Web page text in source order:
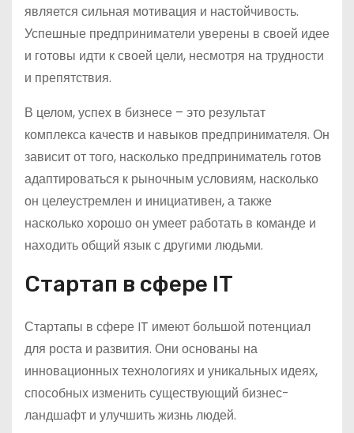
является сильная мотивация и настойчивость.
Успешные предприниматели уверены в своей идее
и готовы идти к своей цели, несмотря на трудности
и препятствия.
В целом, успех в бизнесе – это результат
комплекса качеств и навыков предпринимателя. Он
зависит от того, насколько предприниматель готов
адаптироваться к рыночным условиям, насколько
он целеустремлен и инициативен, а также
насколько хорошо он умеет работать в команде и
находить общий язык с другими людьми.
Стартап в сфере IT
Стартапы в сфере IT имеют большой потенциал
для роста и развития. Они основаны на
инновационных технологиях и уникальных идеях,
способных изменить существующий бизнес-
ландшафт и улучшить жизнь людей.